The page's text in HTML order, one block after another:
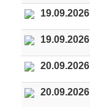
19.09.2026
19.09.2026
20.09.2026
20.09.2026